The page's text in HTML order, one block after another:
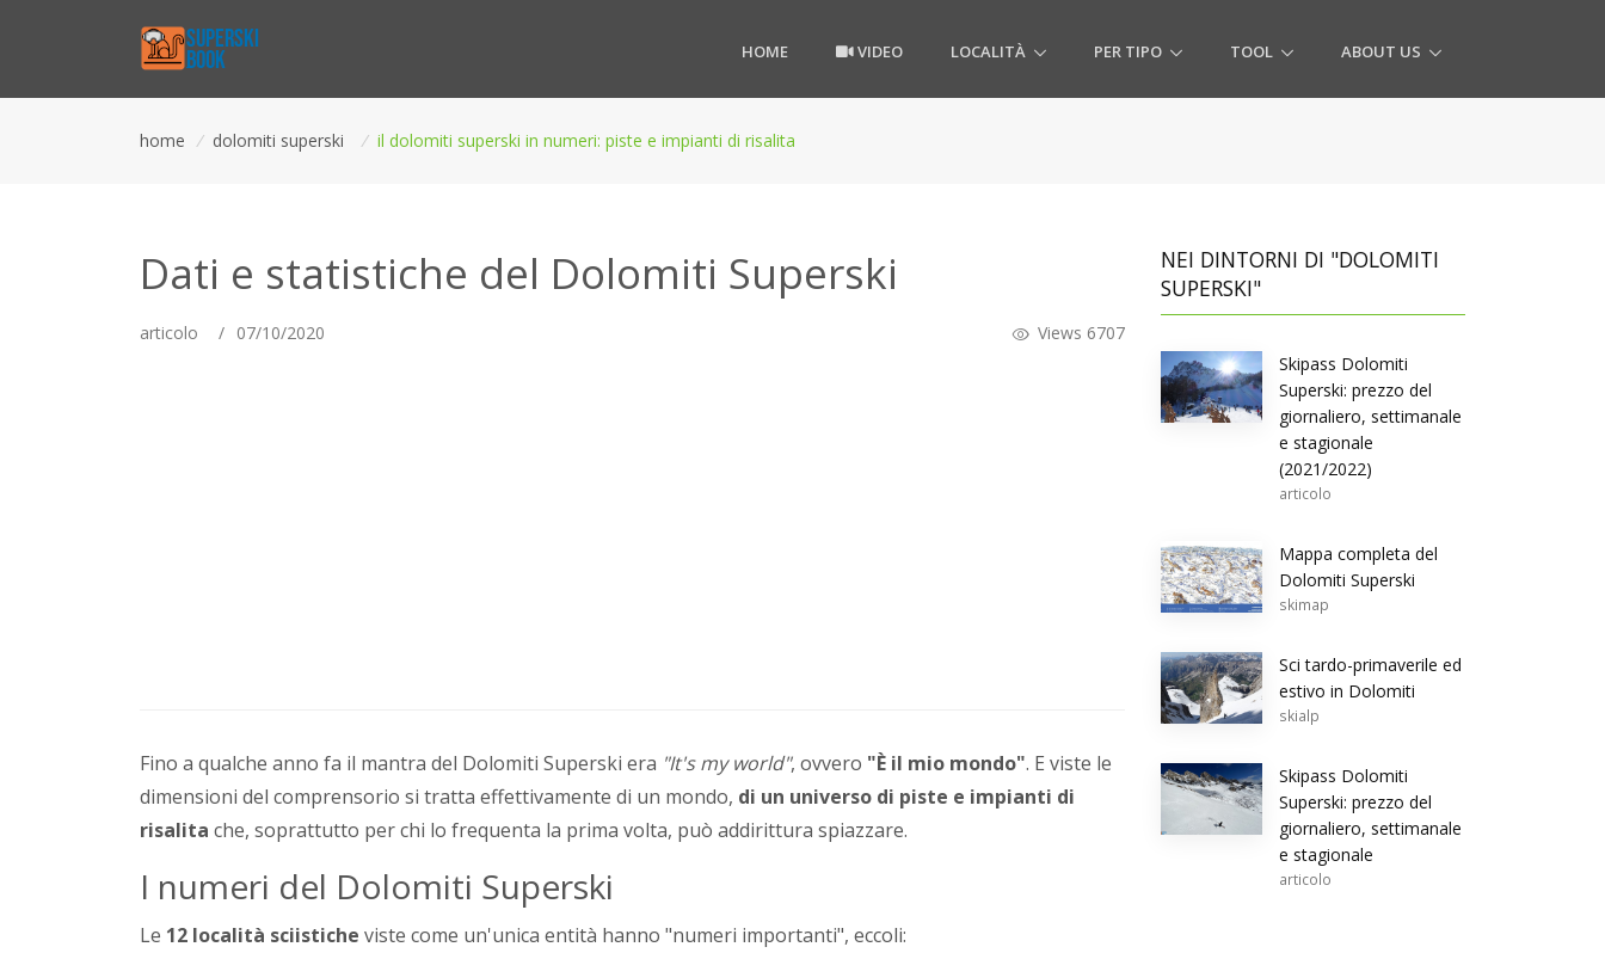
HOME VIDEO LOCALITÀ PER TIPO TOOL ABOUT US
home / dolomiti superski / il dolomiti superski in numeri: piste e impianti di risalita
Dati e statistiche del Dolomiti Superski
articolo / 07/10/2020 Views 6707
Fino a qualche anno fa il mantra del Dolomiti Superski era "It's my world", ovvero "È il mio mondo". E viste le
dimensioni del comprensorio si tratta effettivamente di un mondo, di un universo di piste e impianti di
risalita che, soprattutto per chi lo frequenta la prima volta, può addirittura spiazzare.
I numeri del Dolomiti Superski
Le 12 località sciistiche viste come un'unica entità hanno "numeri importanti", eccoli:
NEI DINTORNI DI "DOLOMITI
SUPERSKI"
Skipass Dolomiti
Superski: prezzo del
giornaliero, settimanale
e stagionale
(2021/2022)
articolo
Mappa completa del
Dolomiti Superski
skimap
Sci tardo-primaverile ed
estivo in Dolomiti
skialp
Skipass Dolomiti
Superski: prezzo del
giornaliero, settimanale
e stagionale
articolo